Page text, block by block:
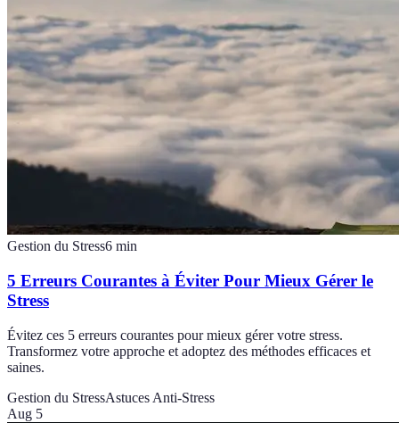
Gestion du Stress6 min
5 Erreurs Courantes à Éviter Pour Mieux Gérer le
Stress
Évitez ces 5 erreurs courantes pour mieux gérer votre stress.
Transformez votre approche et adoptez des méthodes efficaces et
saines.
Gestion du StressAstuces Anti-Stress
Aug 5